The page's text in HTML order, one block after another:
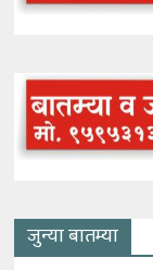
जुन्या बातम्या